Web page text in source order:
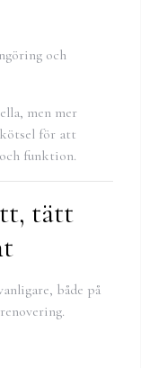
och
men mer
för att
funktion.
tätt
både på